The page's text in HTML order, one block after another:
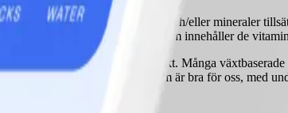
Det betyder att vitaminer och/eller mineraler
för, som i detta fall komjölk som innehåller de
är positivt ur hälsosynpunkt. Många
naturligt de näringsämnen som är bra för oss, med